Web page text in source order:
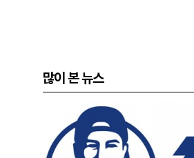
많이 본 뉴스